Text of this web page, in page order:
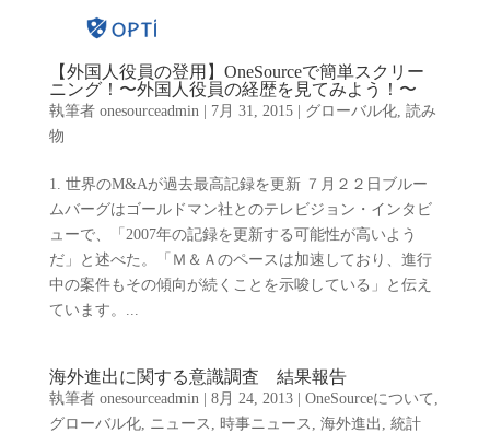
【外国人役員の登用】OneSourceで簡単スクリー
ニング！〜外国人役員の経歴を見てみよう！〜
執筆者 onesourceadmin| 7月 31, 2015| グローバル化, 読み
物
1. 世界のM&Aが過去最高記録を更新 ７月２２日ブルー
ムバーグはゴールドマン社とのテレビジョン・インタビ
ューで、「2007年の記録を更新する可能性が高いよう
だ」と述べた。「Ｍ＆Ａのペースは加速しており、進行
中の案件もその傾向が続くことを示唆している」と伝え
ています。...
海外進出に関する意識調査 結果報告
執筆者 onesourceadmin| 8月 24, 2013| OneSourceについて ,
グローバル化, ニュース , 時事ニュース , 海外進出 , 統計